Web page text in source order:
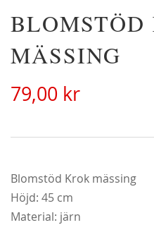
Christine Hélène'
298,00 kr
BLOMSTÖD
MÄSSING
79,00 kr
Blomstöd Krok mässing
Höjd: 45 cm
Material: järn
Hoppa
till
början
av